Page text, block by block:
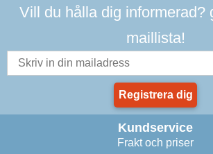
Vill du hålla dig informerad?
maillista!
Registrera dig
Kundservice
Frakt och priser